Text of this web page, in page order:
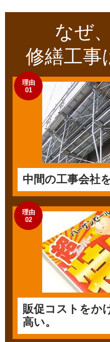
なぜ
修繕工事
理由
01
中間の工事会社
理由
02
販促コストをか
高い。